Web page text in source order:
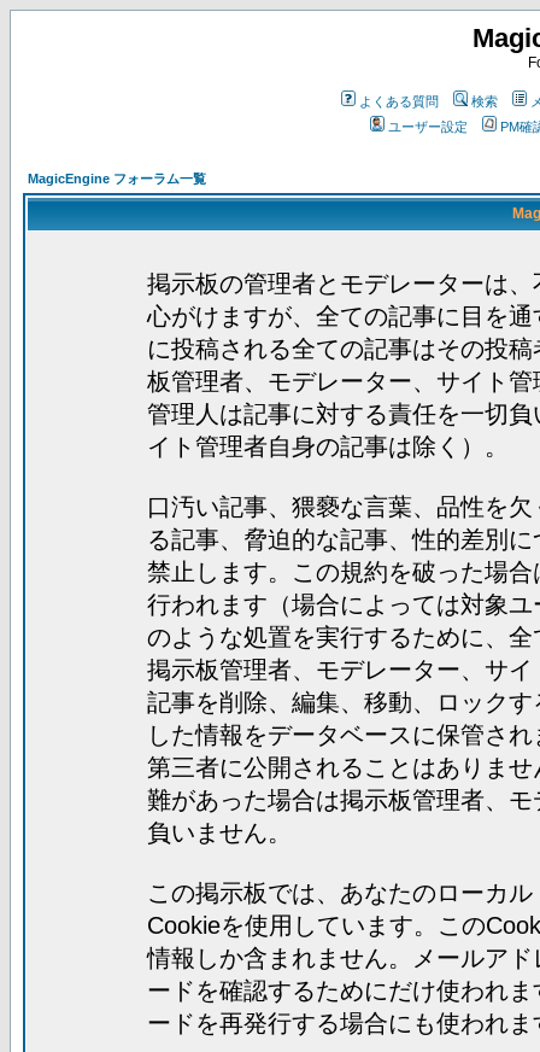
よくある質問 検索
ユーザー設定
PM確
MagicEngine フォーラム一覧
掲示板の管理者とモデレーターは
心がけますが、全ての記事に目を
に投稿される全ての記事はその投
板管理者、モデレーター、サイト
管理人は記事に対する責任を一切
イト管理者自身の記事は除く）。
口汚い記事、猥褻な言葉、品性を
る記事、脅迫的な記事、性的差別
禁止します。この規約を破った場
行われます（場合によっては対象
のような処置を実行するために、
掲示板管理者、モデレーター、サ
記事を削除、編集、移動、ロック
した情報をデータベースに保管さ
第三者に公開されることはありま
難があった場合は掲示板管理者、
負いません。
この掲示板では、あなたのローカ
Cookieを使用しています。この
情報しか含まれません。メールア
ードを確認するためにだけ使われ
ードを再発行する場合にも使われま